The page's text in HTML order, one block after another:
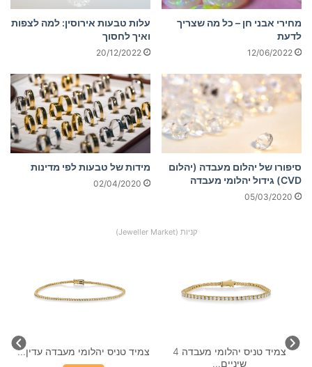
מחירי אבני חן – כל מה שצריך
לדעת
12/06/2022
עלות טבעות אירוסין: למה לצפות
ואיך לחסוך
20/12/2022
סיפורו של יהלום מעבדה (יהלום
CVD) גידול יהלומי מעבדה
05/03/2020
מידות של טבעות לפי מדינות
02/04/2020
קניות (Jeweller Market)
צמיד טניס קלאסי יהלומי מעבדה...